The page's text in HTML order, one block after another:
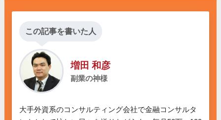
この記事を書いた人
増田 和彦
副業の神様
大手外資系のコンサルティング会社で金融コンサルタ